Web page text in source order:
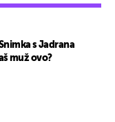
s Jadrana
muž ovo?